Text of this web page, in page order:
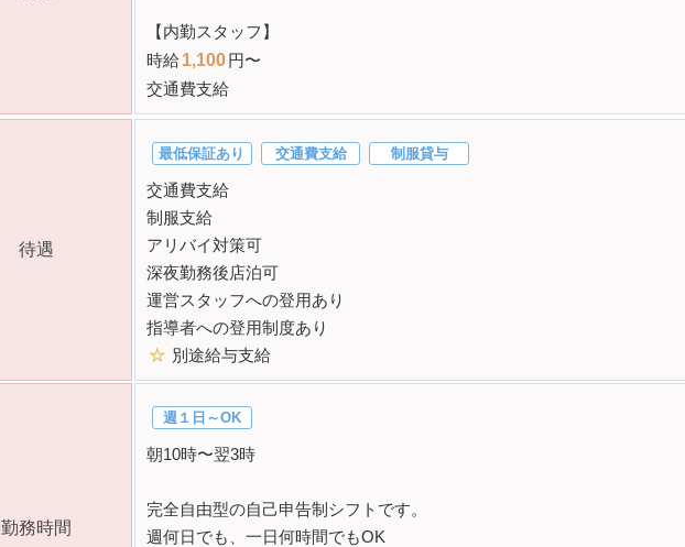
【内勤スタッフ】
時給1,100円〜
交通費支給
待遇
最低保証あり 交通費支給 制服貸与
交通費支給
制服支給
アリバイ対策可
深夜勤務後店泊可
運営スタッフへの登用あり
指導者への登用制度あり
☆ 別途給与支給
勤務時間
週１日～OK
朝10時〜翌3時
完全自由型の自己申告制シフトです。
週何日でも、一日何時間でもOK